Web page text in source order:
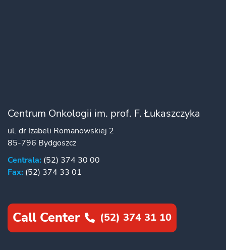
Centrum Onkologii im. prof. F. Łukaszczyka
ul. dr Izabeli Romanowskiej 2
85-796 Bydgoszcz
Centrala: (52) 374 30 00
Fax: (52) 374 33 01
Call Center (52) 374 31 10